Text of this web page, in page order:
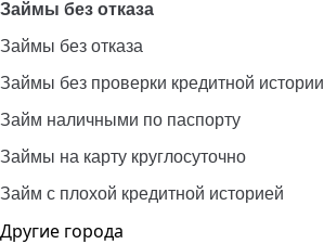
Займы без отказа
Займы без отказа
Займы без проверки кредитной истории
Займ наличными по паспорту
Займы на карту круглосуточно
Займ с плохой кредитной историей
Другие города